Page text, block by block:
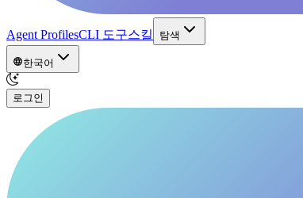
Agent ProfilesCLI 도구스킬 탐색
한국어
로그인